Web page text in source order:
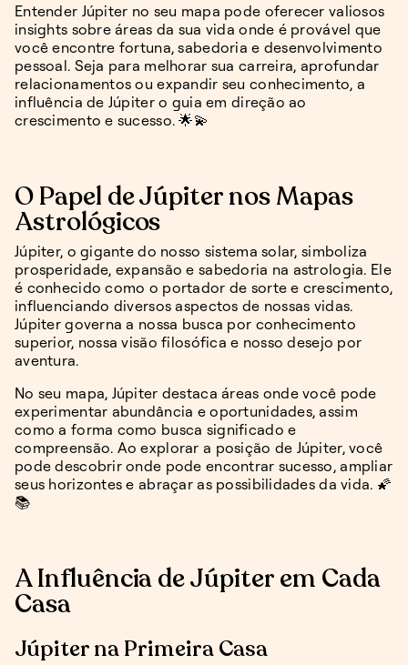
Entender Júpiter no seu mapa pode oferecer valiosos
insights sobre áreas da sua vida onde é provável que
você encontre fortuna, sabedoria e desenvolvimento
pessoal. Seja para melhorar sua carreira, aprofundar
relacionamentos ou expandir seu conhecimento, a
influência de Júpiter o guia em direção ao
crescimento e sucesso. 🌟💫
O Papel de Júpiter nos Mapas
Astrológicos
Júpiter, o gigante do nosso sistema solar, simboliza
prosperidade, expansão e sabedoria na astrologia. Ele
é conhecido como o portador de sorte e crescimento,
influenciando diversos aspectos de nossas vidas.
Júpiter governa a nossa busca por conhecimento
superior, nossa visão filosófica e nosso desejo por
aventura.
No seu mapa, Júpiter destaca áreas onde você pode
experimentar abundância e oportunidades, assim
como a forma como busca significado e
compreensão. Ao explorar a posição de Júpiter, você
pode descobrir onde pode encontrar sucesso, ampliar
seus horizontes e abraçar as possibilidades da vida. 🌠
📚
A Influência de Júpiter em Cada
Casa
Júpiter na Primeira Casa